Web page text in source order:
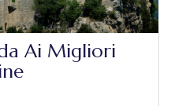
Ai Migliori